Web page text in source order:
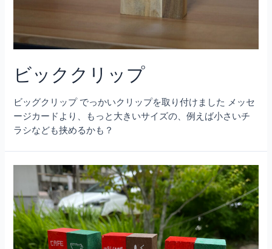
ビッククリップ
ビッグクリップ でっかいクリップを取り付けました メッセ
ージカードより、もっと大きいサイズの、例えば小さいチ
ラシなども挟めるかも？